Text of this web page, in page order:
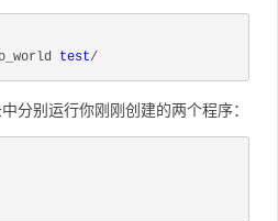
test/
分别运行你刚刚创建的两个程序：